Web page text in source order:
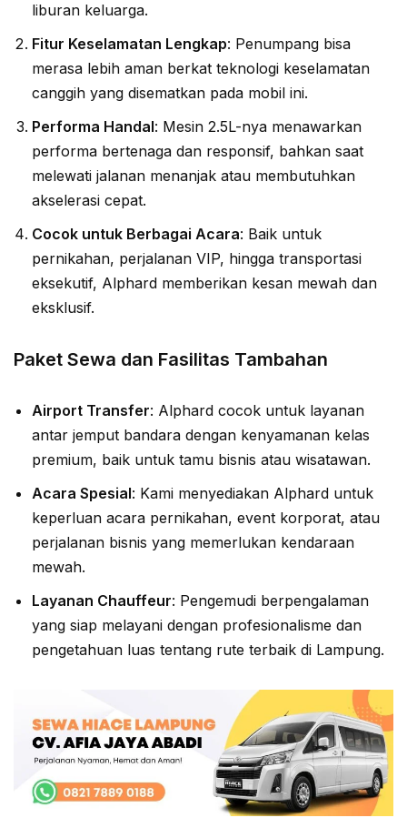
liburan keluarga.
Fitur Keselamatan Lengkap: Penumpang bisa
merasa lebih aman berkat teknologi keselamatan
canggih yang disematkan pada mobil ini.
Performa Handal: Mesin 2.5L-nya menawarkan
performa bertenaga dan responsif, bahkan saat
melewati jalanan menanjak atau membutuhkan
akselerasi cepat.
Cocok untuk Berbagai Acara: Baik untuk
pernikahan, perjalanan VIP, hingga transportasi
eksekutif, Alphard memberikan kesan mewah dan
eksklusif.
Paket Sewa dan Fasilitas Tambahan
Airport Transfer: Alphard cocok untuk layanan
antar jemput bandara dengan kenyamanan kelas
premium, baik untuk tamu bisnis atau wisatawan.
Acara Spesial: Kami menyediakan Alphard untuk
keperluan acara pernikahan, event korporat, atau
perjalanan bisnis yang memerlukan kendaraan
mewah.
Layanan Chauffeur: Pengemudi berpengalaman
yang siap melayani dengan profesionalisme dan
pengetahuan luas tentang rute terbaik di Lampung.